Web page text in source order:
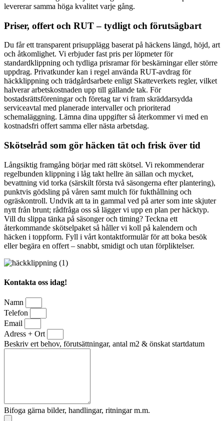
levererar samma höga kvalitet varje gång.
Priser, offert och RUT – tydligt och förutsägbart
Du får ett transparent prisupplägg baserat på häckens längd, höjd, art
och åtkomlighet. Vi erbjuder fast pris per löpmeter för
standardklippning och tydliga prisramar för beskärningar eller större
uppdrag. Privatkunder kan i regel använda RUT-avdrag för
häckklippning och trädgårdsarbete enligt Skatteverkets regler, vilket
halverar arbetskostnaden upp till gällande tak. För
bostadsrättsföreningar och företag tar vi fram skräddarsydda
serviceavtal med planerade intervaller och prioriterad
schemaläggning. Lämna dina uppgifter så återkommer vi med en
kostnadsfri offert samma eller nästa arbetsdag.
Skötselråd som gör häcken tät och frisk över tid
Långsiktig framgång börjar med rätt skötsel. Vi rekommenderar
regelbunden klippning i låg takt hellre än sällan och mycket,
bevattning vid torka (särskilt första två säsongerna efter plantering),
punktvis gödsling på våren samt mulch för fukthållning och
ogräskontroll. Undvik att ta in gammal ved på arter som inte skjuter
nytt från brunt; rådfråga oss så lägger vi upp en plan per häcktyp.
Vill du slippa tänka på säsonger och timing? Teckna ett
återkommande skötselpaket så håller vi koll på kalendern och
häcken i toppform. Fyll i vårt kontaktformulär för att boka besök
eller begära en offert – snabbt, smidigt och utan förpliktelser.
Kontakta oss idag!
Namn
Telefon
Email
Adress + Ort
Beskriv ert behov, förutsättningar, antal m2 & önskat startdatum
Bifoga gärna bilder, handlingar, ritningar m.m.